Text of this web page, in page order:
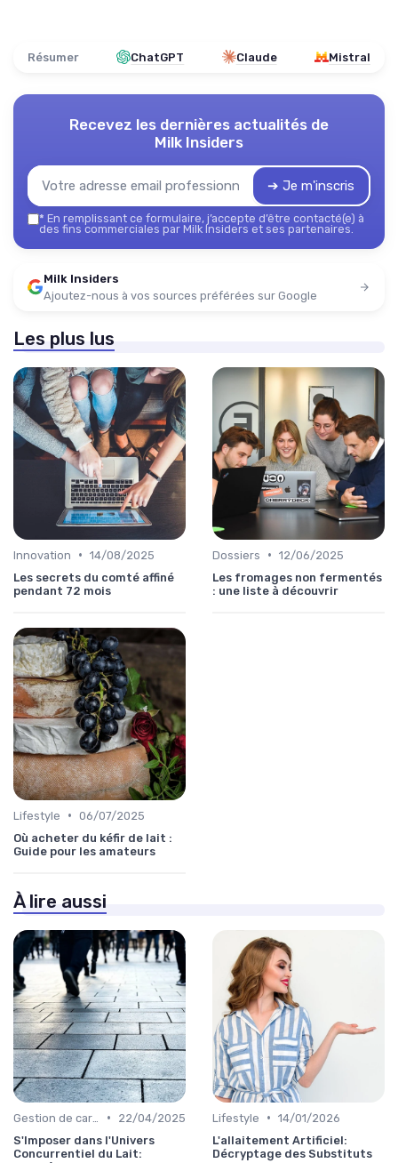
Résumer ChatGPT Claude Mistral
Recevez les dernières actualités de
Milk Insiders
➔ Je m'inscris
* En remplissant ce formulaire, j’accepte d’être contacté(e) à
des fins commerciales par Milk Insiders et ses partenaires.
Milk Insiders
Ajoutez-nous à vos sources préférées sur Google
Les plus lus
Innovation • 14/08/2025
Les secrets du comté affiné
pendant 72 mois
Dossiers • 12/06/2025
Les fromages non fermentés
: une liste à découvrir
Lifestyle • 06/07/2025
Où acheter du kéfir de lait :
Guide pour les amateurs
À lire aussi
•
22/04/2025
S'Imposer dans l'Univers
Concurrentiel du Lait:
Lifestyle • 14/01/2026
L'allaitement Artificiel:
Décryptage des Substituts